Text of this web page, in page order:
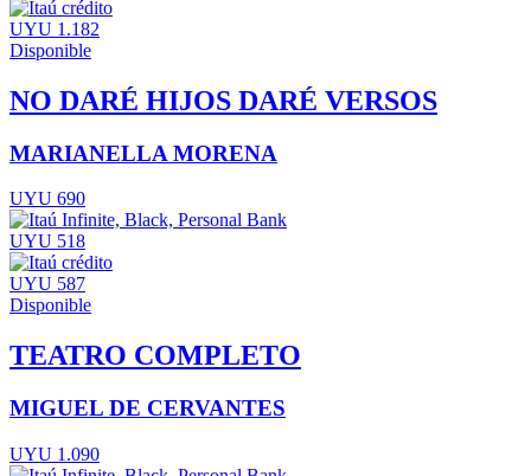
UYU 1.182
Disponible
NO DARÉ HIJOS DARÉ VERSOS
MARIANELLA MORENA
UYU 690
UYU 518
UYU 587
Disponible
TEATRO COMPLETO
MIGUEL DE CERVANTES
UYU 1.090